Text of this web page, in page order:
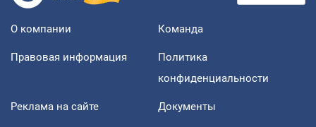
О компании Команда
Правовая информация
Политика
конфиденциальности
Реклама на сайте Документы